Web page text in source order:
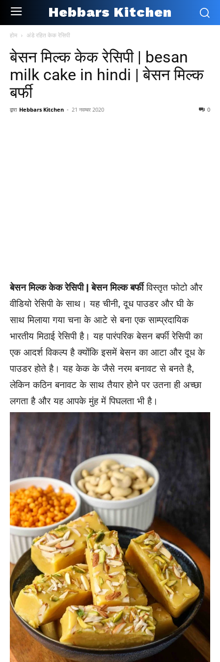
Hebbars Kitchen
होम अंडे रहित केक रेसिपी
बेसन मिल्क केक रेसिपी | besan
milk cake in hindi | बेसन मिल्क
बर्फी
द्वारा Hebbars Kitchen - 21 नवम्बर 2020 0
बेसन मिल्क केक रेसिपी | बेसन मिल्क बर्फीविस्तृत फोटो और
वीडियो रेसिपी के साथ। यह चीनी, दूध पाउडर और घी के
साथ मिलाया गया चना के आटे से बना एक साम्प्रदायिक
भारतीय मिठाई रेसिपी है। यह पारंपरिक बेसन बर्फी रेसिपी का
एक आदर्श विकल्प है क्योंकि इसमें बेसन का आटा और दूध के
पाउडर होते है। यह केक के जैसे नरम बनावट से बनते है,
लेकिन कठिन बनावट के साथ तैयार होने पर उतना ही अच्छा
लगता है और यह आपके मुंह में पिघलता भी है।